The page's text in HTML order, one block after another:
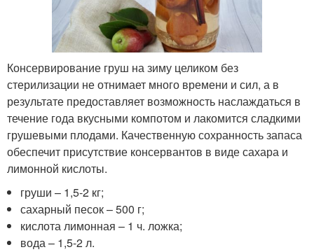
Консервирование груш на зиму целиком без
стерилизации не отнимает много времени и сил, а в
результате предоставляет возможность наслаждаться в
течение года вкусными компотом и лакомится сладкими
грушевыми плодами. Качественную сохранность запаса
обеспечит присутствие консервантов в виде сахара и
лимонной кислоты.
груши – 1,5-2 кг;
сахарный песок – 500 г;
кислота лимонная – 1 ч. ложка;
вода – 1,5-2 л.